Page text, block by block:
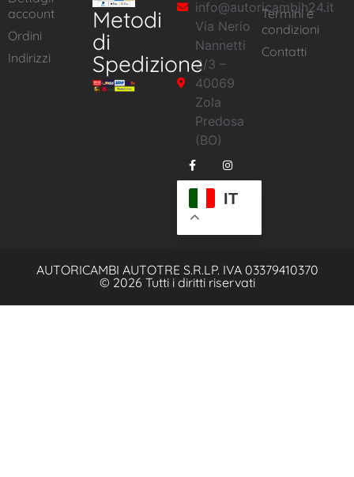
info@autoricambih24.it
Via Nerio
Nannetti
2/3 –
40069
Zola
Predosa
(BO)
IT
Termini e
condizioni
Contatti
account
Ordini
Indirizzi
Metodi
di
Spedizione
AUTORICAMBI AUTOTRE S.R.LP. IVA 03379410370
© 2026 Tutti i diritti riservati